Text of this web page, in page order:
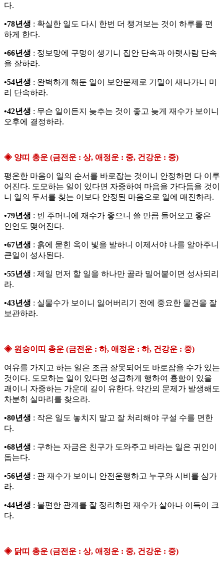
다.
•78년생 : 확실한 일도 다시 한번 더 챙겨보는 것이 하루를 편
하게 한다.
•66년생 : 정보망에 구멍이 생기니 집안 단속과 아랫사람 단속
을 잘하라.
•54년생 : 완벽하게 해둔 일이 보안문제로 기밀이 새나가니 미
리 단속하라.
•42년생 : 무슨 일이든지 늦추는 것이 좋고 늦게 재수가 보이니
오후에 결정하라.
◈ 양띠 총운 (금전운 : 상, 애정운 : 중, 건강운 : 중)
평온한 마음이 일의 순서를 바로잡는 것이니 안정하면 다 이루
어진다. 도모하는 일이 있다면 자중하여 마음을 가다듬을 것이
니 일의 두서를 찾는 이보다 안정된 마음으로 일에 매진하라.
•79년생 : 빈 주머니에 재수가 좋으니 쓸 만큼 들어오고 좋은
인연도 맺어진다.
•67년생 : 흙에 묻힌 옥이 빛을 발하니 이제서야 나를 알아주니
큰일이 성사된다.
•55년생 : 제일 먼저 할 일을 하나만 골라 밀어붙이면 성사되리
라.
•43년생 : 실물수가 보이니 잃어버리기 전에 중요한 물건을 잘
보관하라.
◈ 원숭이띠 총운 (금전운 : 하, 애정운 : 하, 건강운 : 중)
여유를 가지고 하는 일은 조금 잘못되어도 바로잡을 수가 있는
것이다. 도모하는 일이 있다면 성급하게 행하여 흉함이 있을
괘이니 자중하는 가운데 길이 유한다. 약간의 문제가 발생해도
차분히 실마리를 찾으라.
•80년생 : 작은 일도 놓치지 말고 잘 처리해야 구설 수를 면한
다.
•68년생 : 구하는 자금은 친구가 도와주고 바라는 일은 귀인이
돕는다.
•56년생 : 관 재수가 보이니 안전운행하고 누구와 시비를 삼가
라.
•44년생 : 불편한 관계를 잘 정리하면 재수가 살아나 이득이 크
다.
◈ 닭띠 총운 (금전운 : 상, 애정운 : 중, 건강운 : 중)